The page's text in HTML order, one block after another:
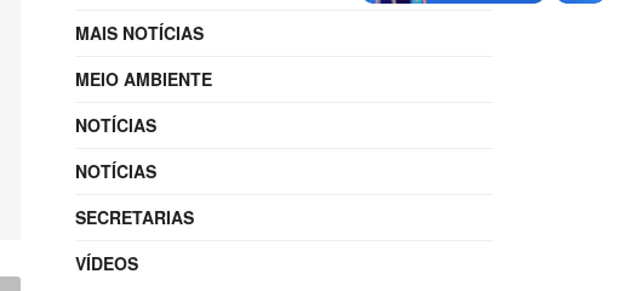
MAIS NOTÍCIAS
MEIO AMBIENTE
NOTÍCIAS
NOTÍCIAS
SECRETARIAS
VÍDEOS